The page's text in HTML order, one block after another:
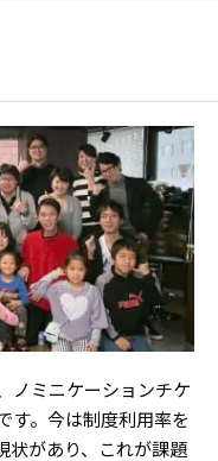
ノミニケーションチケ
す。今は制度利用率を
状があり、これが課題